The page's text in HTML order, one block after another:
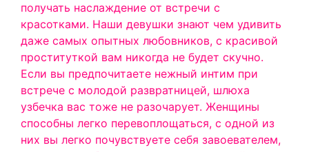
получать наслаждение от встречи с
красотками. Наши девушки знают чем удивить
даже самых опытных любовников, с красивой
проституткой вам никогда не будет скучно.
Если вы предпочитаете нежный интим при
встрече с молодой развратницей, шлюха
узбечка вас тоже не разочарует. Женщины
способны легко перевоплощаться, с одной из
них вы легко почувствуете себя завоевателем,